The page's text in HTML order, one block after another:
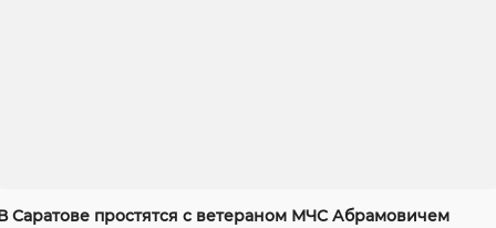
Саратове простятся с ветераном МЧС Абрамовичем